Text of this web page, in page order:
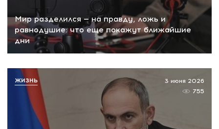
Мир разделился — на правду, ложь и
равнодушие: что еще покажут ближайшие
дни
3 июня 2026
755
ЖИЗНЬ